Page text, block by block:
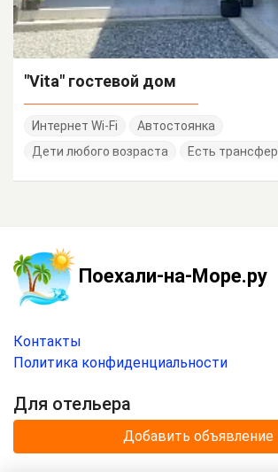
"Vita" гостевой дом
Интернет Wi-Fi
Автостоянка
Дети любого возраста
Есть трансфер
Поехали-на-Море.ру
Контакты
Политика конфиденциальности
Для отельера
Добавить объявление